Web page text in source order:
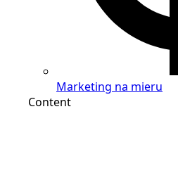
Marketing na mieru
Content